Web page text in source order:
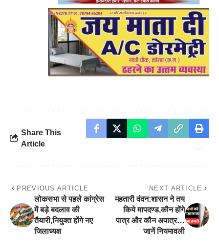
Share This
Article
PREVIOUS ARTICLE
लोकसभा से पहले कांग्रेस
में बड़े बदलाव की
तैयारी,नियुक्त होंगे नए
जिलाध्यक्ष
NEXT ARTICLE
महतारी वंदन:शासन ने तय
किये मापदण्ड,कौन होंगे
पात्र और कौन अपात्र…
जानें नियमावली